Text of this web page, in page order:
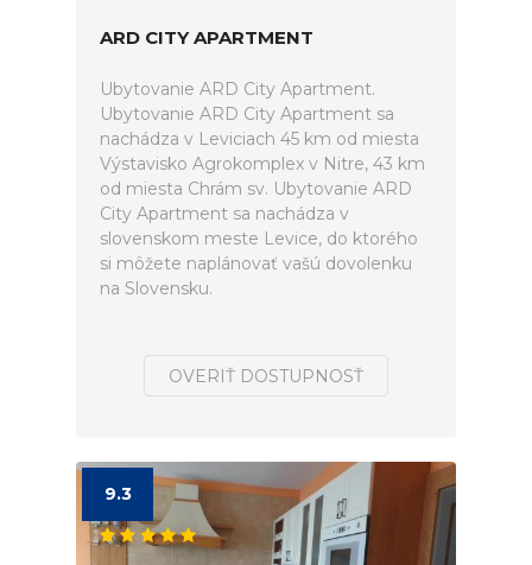
ARD CITY APARTMENT
Ubytovanie ARD City Apartment.
Ubytovanie ARD City Apartment sa
nachádza v Leviciach 45 km od miesta
Výstavisko Agrokomplex v Nitre, 43 km
od miesta Chrám sv. Ubytovanie ARD
City Apartment sa nachádza v
slovenskom meste Levice, do ktorého
si môžete naplánovať vašú dovolenku
na Slovensku.
OVERIŤ DOSTUPNOSŤ
9.3